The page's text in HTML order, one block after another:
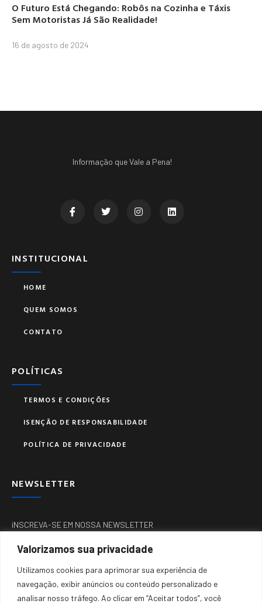
Valorizamos sua privacidade
Utilizamos cookies para aprimorar sua experiência de
navegação, exibir anúncios ou conteúdo personalizado e
analisar nosso tráfego. Ao clicar em “Aceitar todos”, você
O Futuro Está Chegando: Robôs na Cozinha e Táxis
Sem Motoristas Já São Realidade!
16 de agosto de 2024
Informação que Vale a Pena!
INSTITUCIONAL
HOME
QUEM SOMOS
CONTATO
POLÍTICAS
TERMOS E CONDIÇÕES
ISENÇÃO DE RESPONSABILIDADE
POLÍTICA DE PRIVACIDADE
NEWSLETTER
iNSCREVA-SE EM NOSSA NEWSLETTER